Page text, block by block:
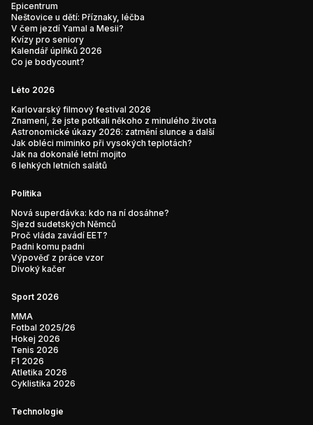
Epicentrum
Neštovice u dětí: Příznaky, léčba
V čem jezdí Yamal a Mesii?
Kvízy pro seniory
Kalendář úplňků 2026
Co je bodycount?
Léto 2026
Karlovarský filmový festival 2026
Znamení, že jste potkali někoho z minulého života
Astronomické úkazy 2026: zatmění slunce a další
Jak obléci miminko při vysokých teplotách?
Jak na dokonalé letní mojito
6 lehkých letních salátů
Politika
Nová superdávka: kdo na ní dosáhne?
Sjezd sudetských Němců
Proč vláda zavádí EET?
Padni komu padni
Výpověď z práce vzor
Divoký kačer
Sport 2026
MMA
Fotbal 2025/26
Hokej 2026
Tenis 2026
F1 2026
Atletika 2026
Cyklistika 2026
Technologie